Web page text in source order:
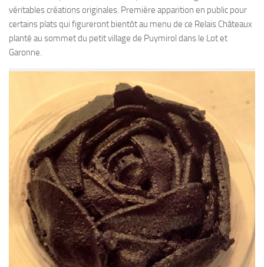
véritables créations originales. Première apparition en public pour
certains plats qui figureront bientôt au menu de ce Relais Châteaux
planté au sommet du petit village de Puymirol dans le Lot et
Garonne.